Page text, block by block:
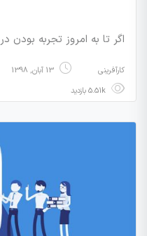
اگر تا به امروز تجربه بودن
کارآفرینی 13 آبان, 1398